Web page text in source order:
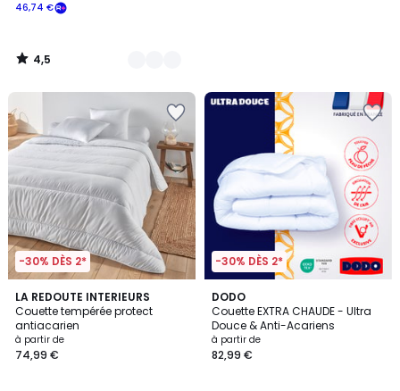
46,74 €
4,5
/
-30% DÈS 2*
LA REDOUTE INTERIEURS
Couette tempérée protect
antiacarien
à partir de
74,99 €
4,6
/ 5
-30% DÈS 2*
DODO
Couette EXTRA CHAUDE - Ultra
Douce & Anti-Acariens
à partir de
82,99 €
4,7
/ 5